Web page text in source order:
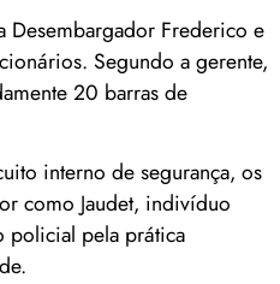
Desembargador Frederico e
Segundo a gerente,
20 barras de
interno de segurança, os
como Jaudet, indivíduo
policial pela prática